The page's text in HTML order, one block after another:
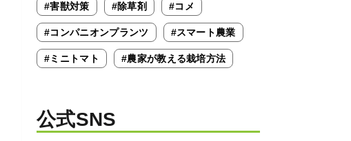
#害獣対策 #除草剤 #コメ
#コンパニオンプランツ #スマート農業
#ミニトマト #農家が教える栽培方法
公式SNS